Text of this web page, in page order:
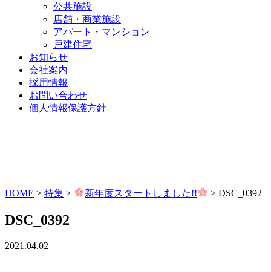
公共施設
店舗・商業施設
アパート・マンション
戸建住宅
お知らせ
会社案内
採用情報
お問い合わせ
個人情報保護方針
HOME > 特集 > 新年度スタートしました!! >DSC_0392
DSC_0392
2021.04.02